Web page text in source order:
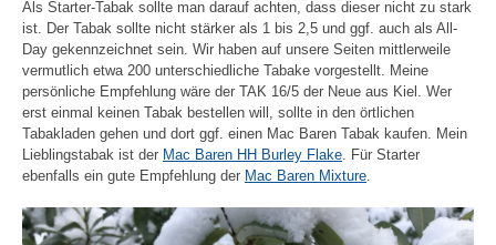
Als Starter-Tabak sollte man darauf achten, dass dieser nicht zu stark
ist. Der Tabak sollte nicht stärker als 1 bis 2,5 und ggf. auch als All-
Day gekennzeichnet sein. Wir haben auf unsere Seiten mittlerweile
vermutlich etwa 200 unterschiedliche Tabake vorgestellt. Meine
persönliche Empfehlung wäre der TAK 16/5 der Neue aus Kiel. Wer
erst einmal keinen Tabak bestellen will, sollte in den örtlichen
Tabakladen gehen und dort ggf. einen Mac Baren Tabak kaufen. Mein
Lieblingstabak ist der Mac Baren HH Burley Flake. Für Starter
ebenfalls ein gute Empfehlung der Mac Baren Mixture.